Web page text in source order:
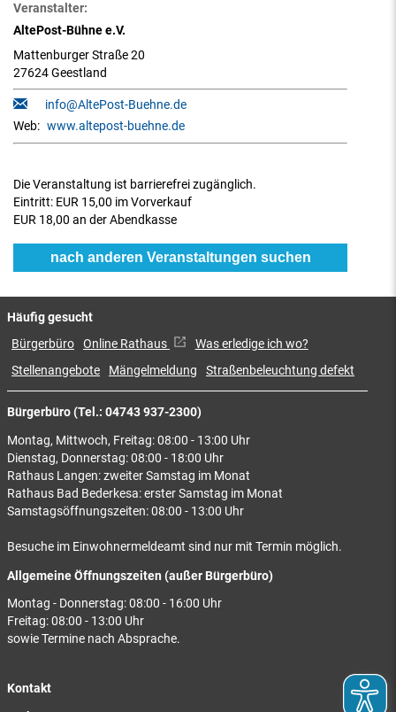
Veranstalter:
AltePost-Bühne e.V.
Mattenburger Straße 20
27624 Geestland
info@AltePost-Buehne.de
Web: www.altepost-buehne.de
Die Veranstaltung ist barrierefrei zugänglich.
Eintritt: EUR 15,00 im Vorverkauf
EUR 18,00 an der Abendkasse
nach anderen Veranstaltungen suchen
Bürgerbüro (Tel.: 04743 937-2300)
Montag, Mittwoch, Freitag: 08:00 - 13:00 Uhr
Dienstag, Donnerstag: 08:00 - 18:00 Uhr
Rathaus Langen: zweiter Samstag im Monat
Rathaus Bad Bederkesa: erster Samstag im Monat
Samstagsöffnungszeiten: 08:00 - 13:00 Uhr
Besuche im Einwohnermeldeamt sind nur mit Termin möglich.
Allgemeine Öffnungszeiten (außer Bürgerbüro)
Montag - Donnerstag: 08:00 - 16:00 Uhr
Freitag: 08:00 - 13:00 Uhr
sowie Termine nach Absprache.
Kontakt
Häufig gesucht
Bürgerbüro Online Rathaus
Was erledige ich wo?
Stellenangebote
Mängelmeldung Straßenbeleuchtung defekt